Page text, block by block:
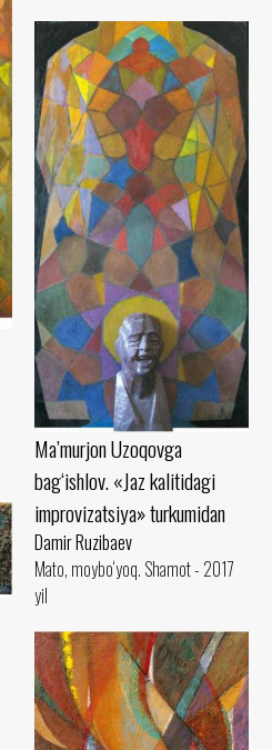
Ma’murjon Uzoqovga
bag‘ishlov. «Jaz kalitidagi
improvizatsiya» turkumidan
Damir Ruzibaev
Mato, moybo‘yoq. Shamot - 2017
yil